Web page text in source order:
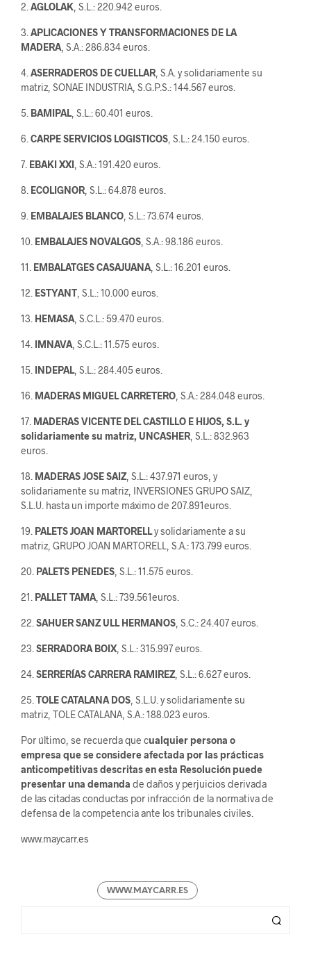
2. AGLOLAK , S.L.: 220.942 euros.
3. APLICACIONESY TRANSFORMACIONES DE LA
MADERA , S.A.: 286.834 euros.
4. ASERRADEROS DE CUELLAR , S.A. y solidariamente su
matriz, SONAE INDUSTRIA, S.G.P.S.: 144.567 euros.
5. BAMIPAL, S.L.: 60.401 euros.
6. CARPE SERVICIOS LOGISTICOS , S.L.: 24.150 euros.
7. EBAKIXXI , S.A.: 191.420 euros.
8. ECOLIGNOR , S.L.: 64.878 euros.
9. EMBALAJES BLANCO , S.L.: 73.674 euros.
10. EMBALAJES NOVALGOS , S.A.: 98.186 euros.
11. EMBALATGES CASAJUANA , S.L.: 16.201 euros.
12. ESTYANT , S.L.: 10.000 euros.
13. HEMASA , S.C.L.: 59.470 euros.
14. IMNAVA , S.C.L.: 11.575 euros.
15. INDEPAL, S.L.: 284.405 euros.
16. MADERAS MIGUEL CARRETERO , S.A.: 284.048 euros.
17. MADERAS VICENTE DEL CASTILLO E HIJOS, S.L. y
solidariamente su matriz, UNCASHER , S.L.: 832.963
euros.
18. MADERAS JOSE SAIZ, S.L.: 437.971 euros, y
solidariamente su matriz, INVERSIONES GRUPO SAIZ,
S.L.U. hasta un importe máximo de 207.891euros.
19. PALETS JOAN MARTORELLy solidariamente a su
matriz, GRUPO JOAN MARTORELL, S.A.: 173.799 euros.
20. PALETS PENEDES , S.L.: 11.575 euros.
21. PALLET TAMA , S.L.: 739.561euros.
22. SAHUER SANZ ULL HERMANOS , S.C.: 24.407 euros.
23. SERRADORA BOIX, S.L.: 315.997 euros.
24. SERRERÍAS CARRERA RAMIREZ, S.L.: 6.627 euros.
25. TOLE CATALANA DOS , S.L.U. y solidariamente su
matriz, TOLE CATALANA, S.A.: 188.023 euros.
Por último, se recuerda que cualquier persona o
empresa que se considere afectada por las prácticas
anticompetitivas descritas en esta Resolución puede
presentar una demanda de daños y perjuicios derivada
de las citadas conductas por infracción de la normativa de
defensa de la competencia ante los tribunales civiles.
www.maycarr.es
WWW.MAYCARR.ES